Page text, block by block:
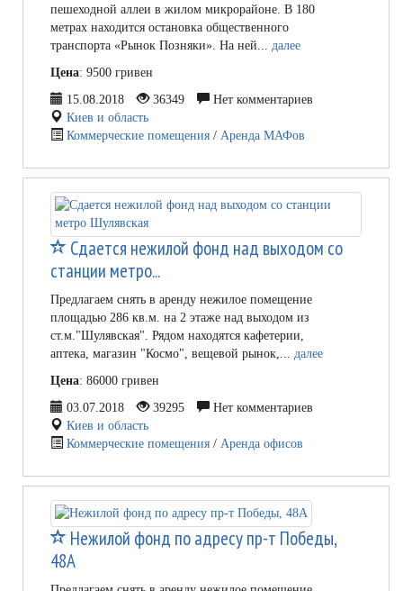
пешеходной аллеи в жилом микрорайоне. В 180
метрах находится остановка общественного
транспорта «Рынок Позняки». На ней... далее
Цена: 9500 гривен
15.08.2018
36349
Нет комментариев
Киев и область
Коммерческие помещения / Аренда МАФов
Сдается нежилой фонд над выходом со
станции метро...
Предлагаем снять в аренду нежилое помещение
площадью 286 кв.м. на 2 этаже над выходом из
ст.м."Шулявская". Рядом находятся кафетерии,
аптека, магазин "Космо", вещевой рынок,... далее
Цена: 86000 гривен
03.07.2018
39295
Нет комментариев
Киев и область
Коммерческие помещения / Аренда офисов
Нежилой фонд по адресу пр-т Победы,
48А